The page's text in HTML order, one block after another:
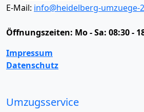
E-Mail: info@heidelberg-umzuege-
Öffnungszeiten: Mo - Sa: 08:30 -
Impressum
Datenschutz
Umzugsservice